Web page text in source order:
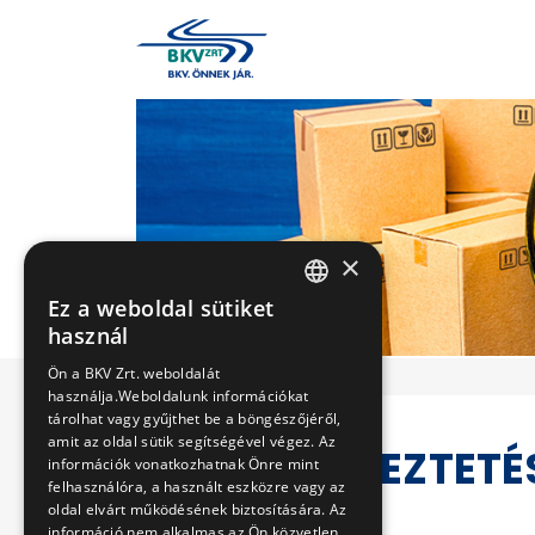
×
Ez a weboldal sütiket
használ
Ön a BKV Zrt. weboldalát
használja.Weboldalunk információkat
tárolhat vagy gyűjthet be a böngészőjéről,
amit az oldal sütik segítségével végez. Az
információk vonatkozhatnak Önre mint
felhasználóra, a használt eszközre vagy az
oldal elvárt működésének biztosítására. Az